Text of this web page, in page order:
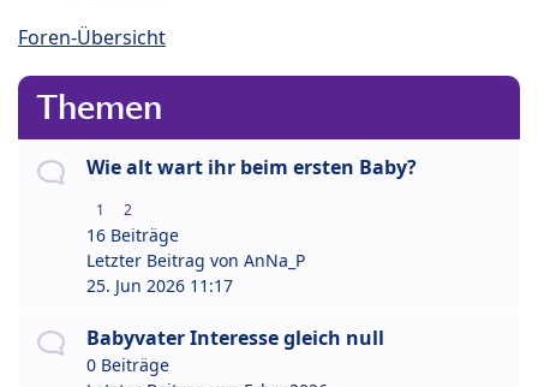
Foren-Übersicht
Themen
Wie alt wart ihr beim ersten Baby?
1 2
16 Beiträge
Letzter Beitrag von AnNa_P
25. Jun 2026 11:17
Babyvater Interesse gleich null
0 Beiträge